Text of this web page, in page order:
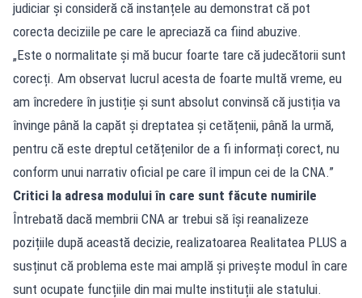
judiciar și consideră că instanțele au demonstrat că pot
corecta deciziile pe care le apreciază ca fiind abuzive.
„Este o normalitate și mă bucur foarte tare că judecătorii sunt
corecți. Am observat lucrul acesta de foarte multă vreme, eu
am încredere în justiție și sunt absolut convinsă că justiția va
învinge până la capăt și dreptatea și cetățenii, până la urmă,
pentru că este dreptul cetățenilor de a fi informați corect, nu
conform unui narrativ oficial pe care îl impun cei de la CNA.”
Critici la adresa modului în care sunt făcute numirile
Întrebată dacă membrii CNA ar trebui să își reanalizeze
pozițiile după această decizie, realizatoarea Realitatea PLUS a
susținut că problema este mai amplă și privește modul în care
sunt ocupate funcțiile din mai multe instituții ale statului.